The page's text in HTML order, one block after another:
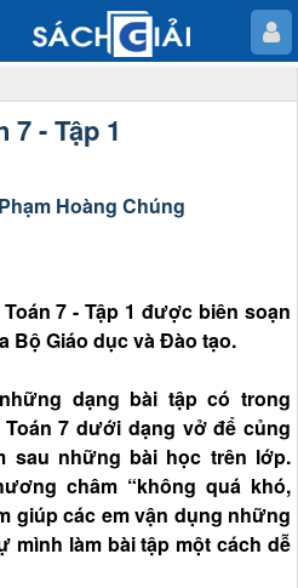
7 - Tập 1
Hoàng Chúng
7 - Tập 1 được biên soạn
Bộ Giáo dục và Đào tạo.
dạng bài tập có trong
7 dưới dạng vở để củng
sau những bài học trên lớp.
châm “không quá khó,
giúp các em vận dụng những
mình làm bài tập một cách dễ